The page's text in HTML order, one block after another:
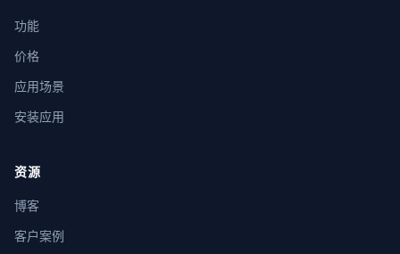
功能
价格
应用场景
安装应用
资源
博客
客户案例